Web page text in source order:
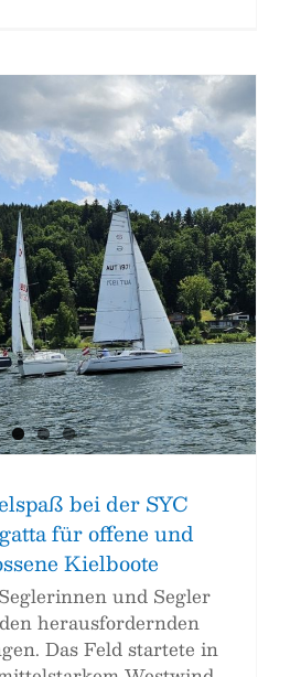
bei der SYC
für offene und
Kielboote
und Segler
herausfordernden
Das Feld startete in